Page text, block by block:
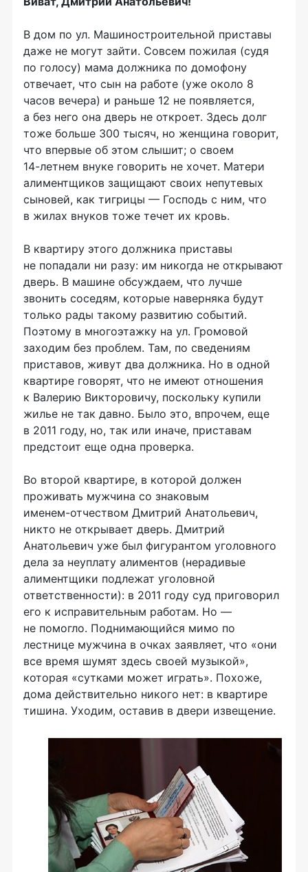
В дом по ул. Машиностроительной приставы
даже не могут зайти. Совсем пожилая (судя
по голосу) мама должника по домофону
отвечает, что сын на работе (уже около 8
часов вечера) и раньше 12 не появляется,
а без него она дверь не откроет. Здесь долг
тоже больше 300 тысяч, но женщина говорит,
что впервые об этом слышит; о своем
14-летнем внуке говорить не хочет. Матери
алиментщиков защищают своих непутевых
сыновей, как тигрицы — Господь с ним, что
в жилах внуков тоже течет их кровь.
В квартиру этого должника приставы
не попадали ни разу: им никогда не открывают
дверь. В машине обсуждаем, что лучше
звонить соседям, которые наверняка будут
только рады такому развитию событий.
Поэтому в многоэтажку на ул. Громовой
заходим без проблем. Там, по сведениям
приставов, живут два должника. Но в одной
квартире говорят, что не имеют отношения
к Валерию Викторовичу, поскольку купили
жилье не так давно. Было это, впрочем, еще
в 2011 году, но, так или иначе, приставам
предстоит еще одна проверка.
Во второй квартире, в которой должен
проживать мужчина со знаковым
именем-отчеством Дмитрий Анатольевич,
никто не открывает дверь. Дмитрий
Анатольевич уже был фигурантом уголовного
дела за неуплату алиментов (нерадивые
алиментщики подлежат уголовной
ответственности): в 2011 году суд приговорил
его к исправительным работам. Но —
не помогло. Поднимающийся мимо по
лестнице мужчина в очках заявляет, что «они
все время шумят здесь своей музыкой»,
которая «сутками может играть». Похоже,
дома действительно никого нет: в квартире
тишина. Уходим, оставив в двери извещение.